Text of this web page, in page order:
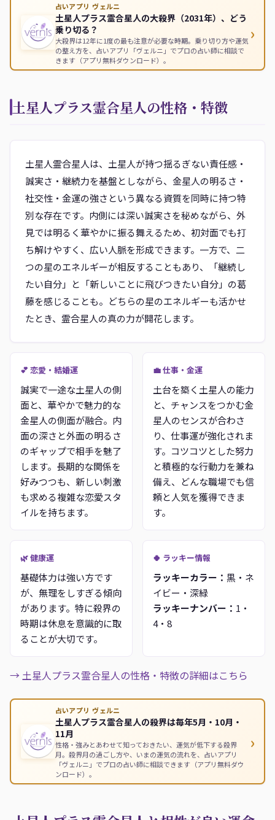
占いアプリ ヴェルニ
土星人プラス霊合星人の大殺界（2031年）、どう
乗り切る？
大殺界は12年に1度の最も注意が必要な時期。乗り切り方や運気
の整え方を、占いアプリ「ヴェルニ」でプロの占い師に相談で
きます（アプリ無料ダウンロード）。
›
土星人プラス霊合星人の性格・特徴
土星人霊合星人は、土星人が持つ揺るぎない責任感・
誠実さ・継続力を基盤としながら、金星人の明るさ・
社交性・金運の強さという異なる資質を同時に持つ特
別な存在です。内側には深い誠実さを秘めながら、外
見では明るく華やかに振る舞えるため、初対面でも打
ち解けやすく、広い人脈を形成できます。一方で、二
つの星のエネルギーが相反することもあり、「継続し
たい自分」と「新しいことに飛びつきたい自分」の葛
藤を感じることも。どちらの星のエネルギーも活かせ
たとき、霊合星人の真の力が開花します。
💕 恋愛・結婚運
誠実で一途な土星人の側
面と、華やかで魅力的な
金星人の側面が融合。内
面の深さと外面の明るさ
のギャップで相手を魅了
します。長期的な関係を
好みつつも、新しい刺激
も求める複雑な恋愛スタ
イルを持ちます。
💼 仕事・金運
土台を築く土星人の能力
と、チャンスをつかむ金
星人のセンスが合わさ
り、仕事運が強化されま
す。コツコツとした努力
と積極的な行動力を兼ね
備え、どんな職場でも信
頼と人気を獲得できま
す。
🌿 健康運
基礎体力は強い方です
が、無理をしすぎる傾向
があります。特に殺界の
時期は休息を意識的に取
ることが大切です。
🍀 ラッキー情報
ラッキーカラー： 黒・ネ
イビー・深緑
ラッキーナンバー： 1・
4・8
→ 土星人プラス霊合星人の性格・特徴の詳細はこちら
占いアプリ ヴェルニ
土星人プラス霊合星人の殺界は毎年5月・10月・
11月
性格・強みとあわせて知っておきたい、運気が低下する殺界
月。殺界月の過ごし方や、いまの運気の流れを、占いアプリ
「ヴェルニ」でプロの占い師に相談できます（アプリ無料ダウ
ンロード）。
›